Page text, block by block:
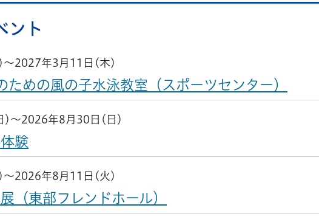
ント
2027年3月11日(木)
ための風の子水泳教室（スポーツセンター）
)～2026年8月30日(日)
験
2026年8月11日(火)
（東部フレンドホール）